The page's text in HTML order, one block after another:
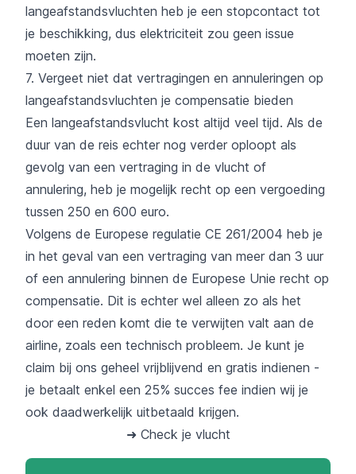
langeafstandsvluchten heb je een stopcontact tot
je beschikking, dus elektriciteit zou geen issue
moeten zijn.
7. Vergeet niet dat vertragingen en annuleringen op
langeafstandsvluchten je compensatie bieden
Een langeafstandsvlucht kost altijd veel tijd. Als de
duur van de reis echter nog verder oploopt als
gevolg van een vertraging in de vlucht of
annulering, heb je mogelijk recht op een vergoeding
tussen 250 en 600 euro.
Volgens de Europese regulatie CE 261/2004 heb je
in het geval van een vertraging van meer dan 3 uur
of een annulering binnen de Europese Unie recht op
compensatie. Dit is echter wel alleen zo als het
door een reden komt die te verwijten valt aan de
airline, zoals een technisch probleem. Je kunt je
claim bij ons geheel vrijblijvend en gratis indienen -
je betaalt enkel een 25% succes fee indien wij je
ook daadwerkelijk uitbetaald krijgen.
➜ Check je vlucht